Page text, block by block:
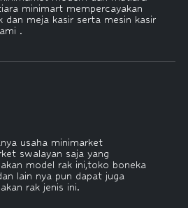
minimart mempercayakan
dan meja kasir serta mesin kasir
.
usaha minimarket
swalayan saja yang
model rak ini,toko boneka
lain nya pun dapat juga
rak jenis ini.